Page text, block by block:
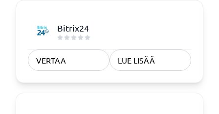
Bitrix24
VERTAA LUE LISÄÄ